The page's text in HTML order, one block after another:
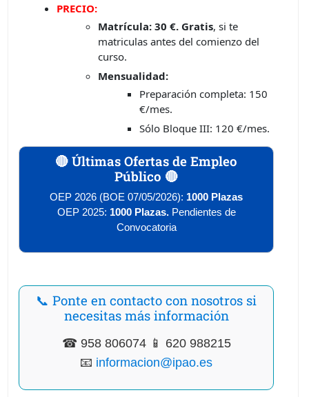
PRECIO:
Matrícula: 30 €. Gratis, si te
matriculas antes del comienzo del
curso.
Mensualidad:
Preparación completa: 150
€/mes.
Sólo Bloque III: 120 €/mes.
🔴 Últimas Ofertas de Empleo
Público 🔴
OEP 2026 (BOE 07/05/2026): 1000 Plazas
OEP 2025: 1000 Plazas. Pendientes de
Convocatoria
📞 Ponte en contacto con nosotros si
necesitas más información
☎ 958 806074 📱 620 988215
📧 informacion@ipao.es